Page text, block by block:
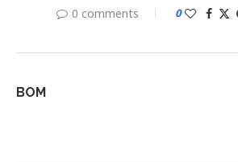
0 comments 0
BOM